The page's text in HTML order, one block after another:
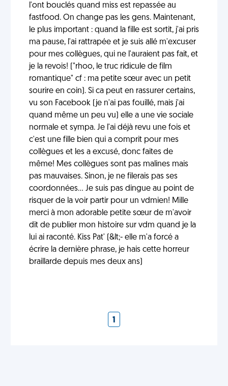
l'ont bouclés quand miss est repassée au
fastfood. On change pas les gens. Maintenant,
le plus important : quand la fille est sortit, j'ai pris
ma pause, l'ai rattrapée et je suis allé m'excuser
pour mes collègues, qui ne l'auraient pas fait, et
je la revois! ("rhoo, le truc ridicule de film
romantique" cf : ma petite sœur avec un petit
sourire en coin). Si ca peut en rassurer certains,
vu son Facebook (je n'ai pas fouillé, mais j'ai
quand même un peu vu) elle a une vie sociale
normale et sympa. Je l'ai déjà revu une fois et
c'est une fille bien qui a comprit pour mes
collègues et les a excusé, donc faites de
même! Mes collègues sont pas malines mais
pas mauvaises. Sinon, je ne filerais pas ses
coordonnées... Je suis pas dingue au point de
risquer de la voir partir pour un vdmien! Mille
merci à mon adorable petite sœur de m'avoir
dit de publier mon histoire sur vdm quand je la
lui ai raconté. Kiss Pat' (&lt;- elle m'a forcé a
écrire la dernière phrase, je hais cette horreur
braillarde depuis mes deux ans)
1